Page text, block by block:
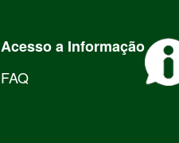
Acesso a Informação
FAQ